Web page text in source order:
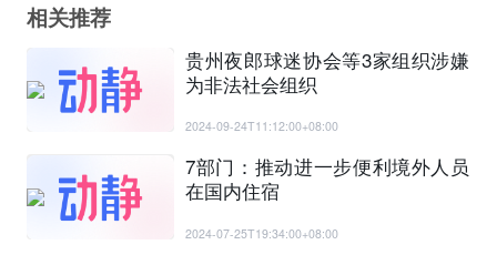
相关推荐
贵州夜郎球迷协会等3家组织涉嫌
为非法社会组织
2024-09-24T11:12:00+08:00
7部门：推动进一步便利境外人员
在国内住宿
2024-07-25T19:34:00+08:00